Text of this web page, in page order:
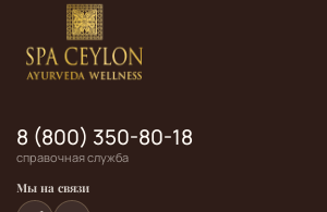
8 (800) 350-80-18
справочная служба
Мы на связи